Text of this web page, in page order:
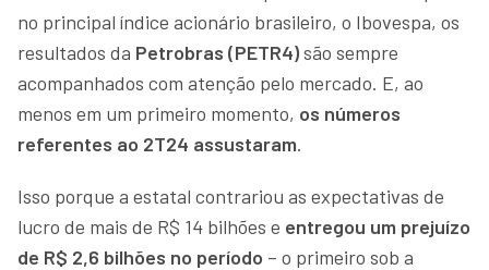
no principal índice acionário brasileiro, o Ibovespa, os
resultados da Petrobras (PETR4)são sempre
acompanhados com atenção pelo mercado. E, ao
menos em um primeiro momento, os números
referentes ao 2T24 assustaram.
Isso porque a estatal contrariou as expectativas de
lucro de mais de R$ 14 bilhões e entregou um prejuízo
de R$ 2,6 bilhões no período – o primeiro sob a